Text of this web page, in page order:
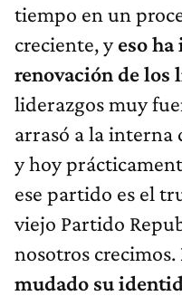
tiempo en un
creciente, yeso ha
renovación de los
liderazgos muy
arrasó a la interna
y hoy
ese partido es el
viejo Partido
nosotros crecimos.
mudado su